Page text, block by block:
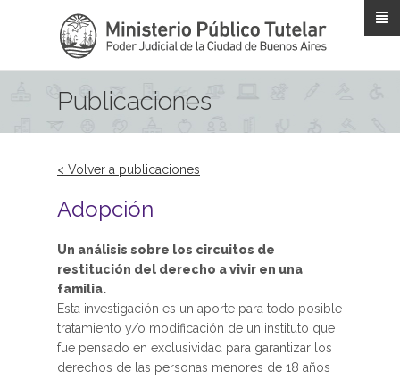
Publicaciones
< Volver a publicaciones
Adopción
Un análisis sobre los circuitos de
restitución del derecho a vivir en una
familia.
Esta investigación es un aporte para todo posible
tratamiento y/o modificación de un instituto que
fue pensado en exclusividad para garantizar los
derechos de las personas menores de 18 años